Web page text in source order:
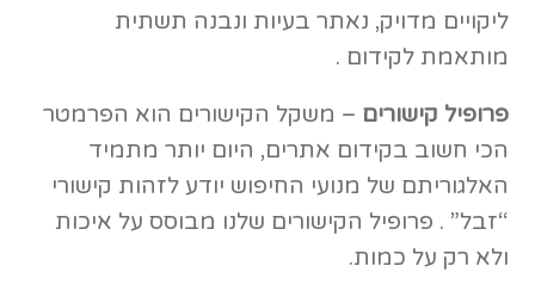
ליקויים מדויק, נאתר בעיות ונבנה תשתית
מותאמת לקידום .
פרופיל קישורים – משקל הקישורים הוא הפרמטר
הכי חשוב בקידום אתרים, היום יותר מתמיד
האלגוריתם של מנועי החיפוש יודע לזהות קישורי
“זבל” . פרופיל הקישורים שלנו מבוסס על איכות
ולא רק על כמות.